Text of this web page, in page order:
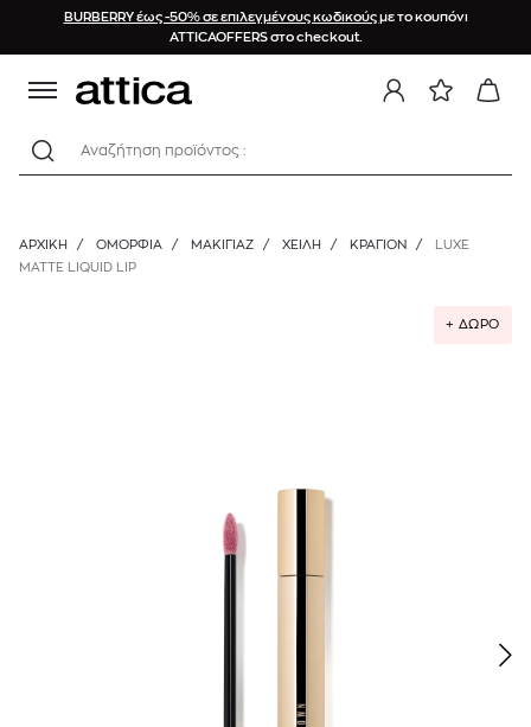
BURBERRY έως -50% σε επιλεγμένους κωδικούςμε το κουπόνι
ATTICAOFFERS στο checkout.
Αναζήτηση προϊόντος :
ΑΡΧΙΚΉ / ΟΜΟΡΦΙΑ / ΜΑΚΙΓΙΑΖ / ΧΕΊΛΗ / ΚΡΑΓΙΌΝ /
LUXE
MATTE LIQUID LIP
+ ΔΩΡΟ